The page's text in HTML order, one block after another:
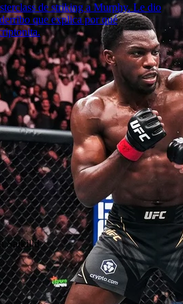
de striking a Murphy. Le dio
que explica por qué
Salkilld